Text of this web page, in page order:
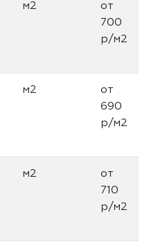
м2
от
700
р/м2
м2
от
690
р/м2
м2
от
710
р/м2